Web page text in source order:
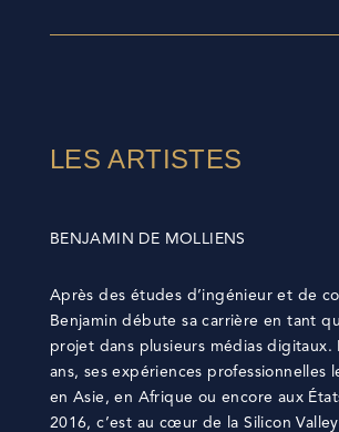
LES ARTISTES
BENJAMIN DE MOLLIENS
Après des études d’ingénieur et de
Benjamin débute sa carrière en tant
projet dans plusieurs médias digitaux.
ans, ses expériences professionnelles
en Asie, en Afrique ou encore aux
2016, c’est au cœur de la Silicon